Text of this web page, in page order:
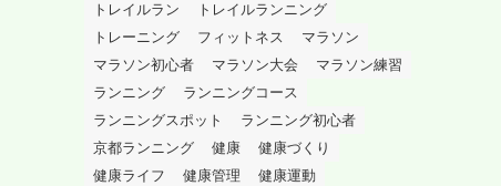
トレイルラン
トレイルランニング
トレーニング
フィットネス
マラソン
マラソン初心者
マラソン大会
マラソン練習
ランニング
ランニングコース
ランニングスポット
ランニング初心者
京都ランニング
健康
健康づくり
健康ライフ
健康管理
健康運動